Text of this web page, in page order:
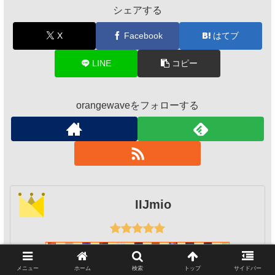
シェアする
X Facebook はてブ
LINE コピー
orangewaveをフォローする
IIJmio
メニュー ホーム 検索 トップ サイドバー